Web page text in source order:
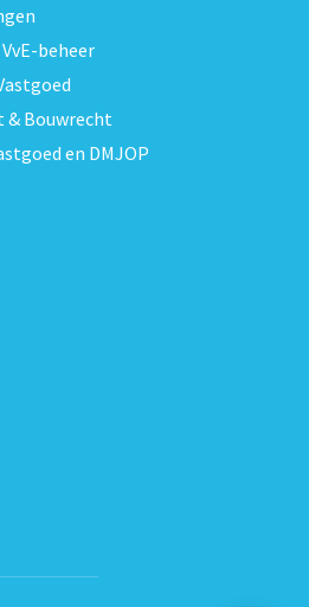
beheer
& Bouwrecht
en DMJOP